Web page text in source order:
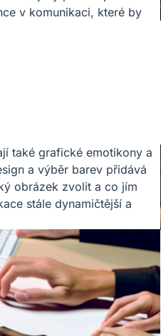
v komunikaci, které by
také grafické emotikony a
a výběr barev přidává
obrázek zvolit a co jím
stále dynamičtější a